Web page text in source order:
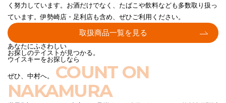
く努力しています。お酒だけでなく、たばこや飲料なども多数取り扱っ
ています。伊勢崎店・足利店も含め、ぜひご利用ください。
取扱商品一覧を見る
あなたにふさわしい
お探しのテイストが見つかる。
ウイスキーをお探しなら
ぜひ、中村へ。 COUNT ON
NAKAMURA